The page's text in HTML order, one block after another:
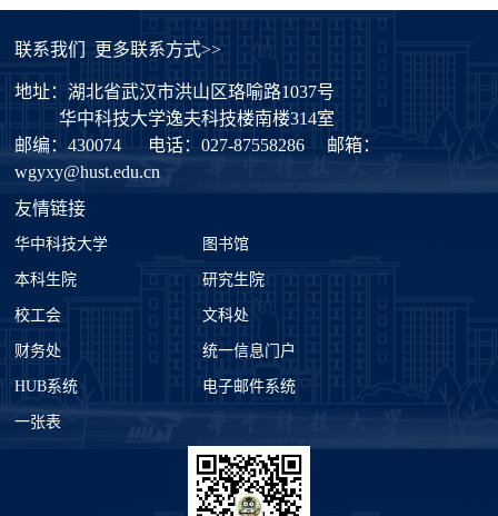
联系我们 更多联系方式>>
地址：湖北省武汉市洪山区珞喻路1037号
华中科技大学逸夫科技楼南楼314室
邮编：430074
电话：027-87558286
邮箱：
wgyxy@hust.edu.cn
友情链接
华中科技大学 图书馆
本科生院 研究生院
校工会 文科处
财务处 统一信息门户
HUB系统 电子邮件系统
一张表